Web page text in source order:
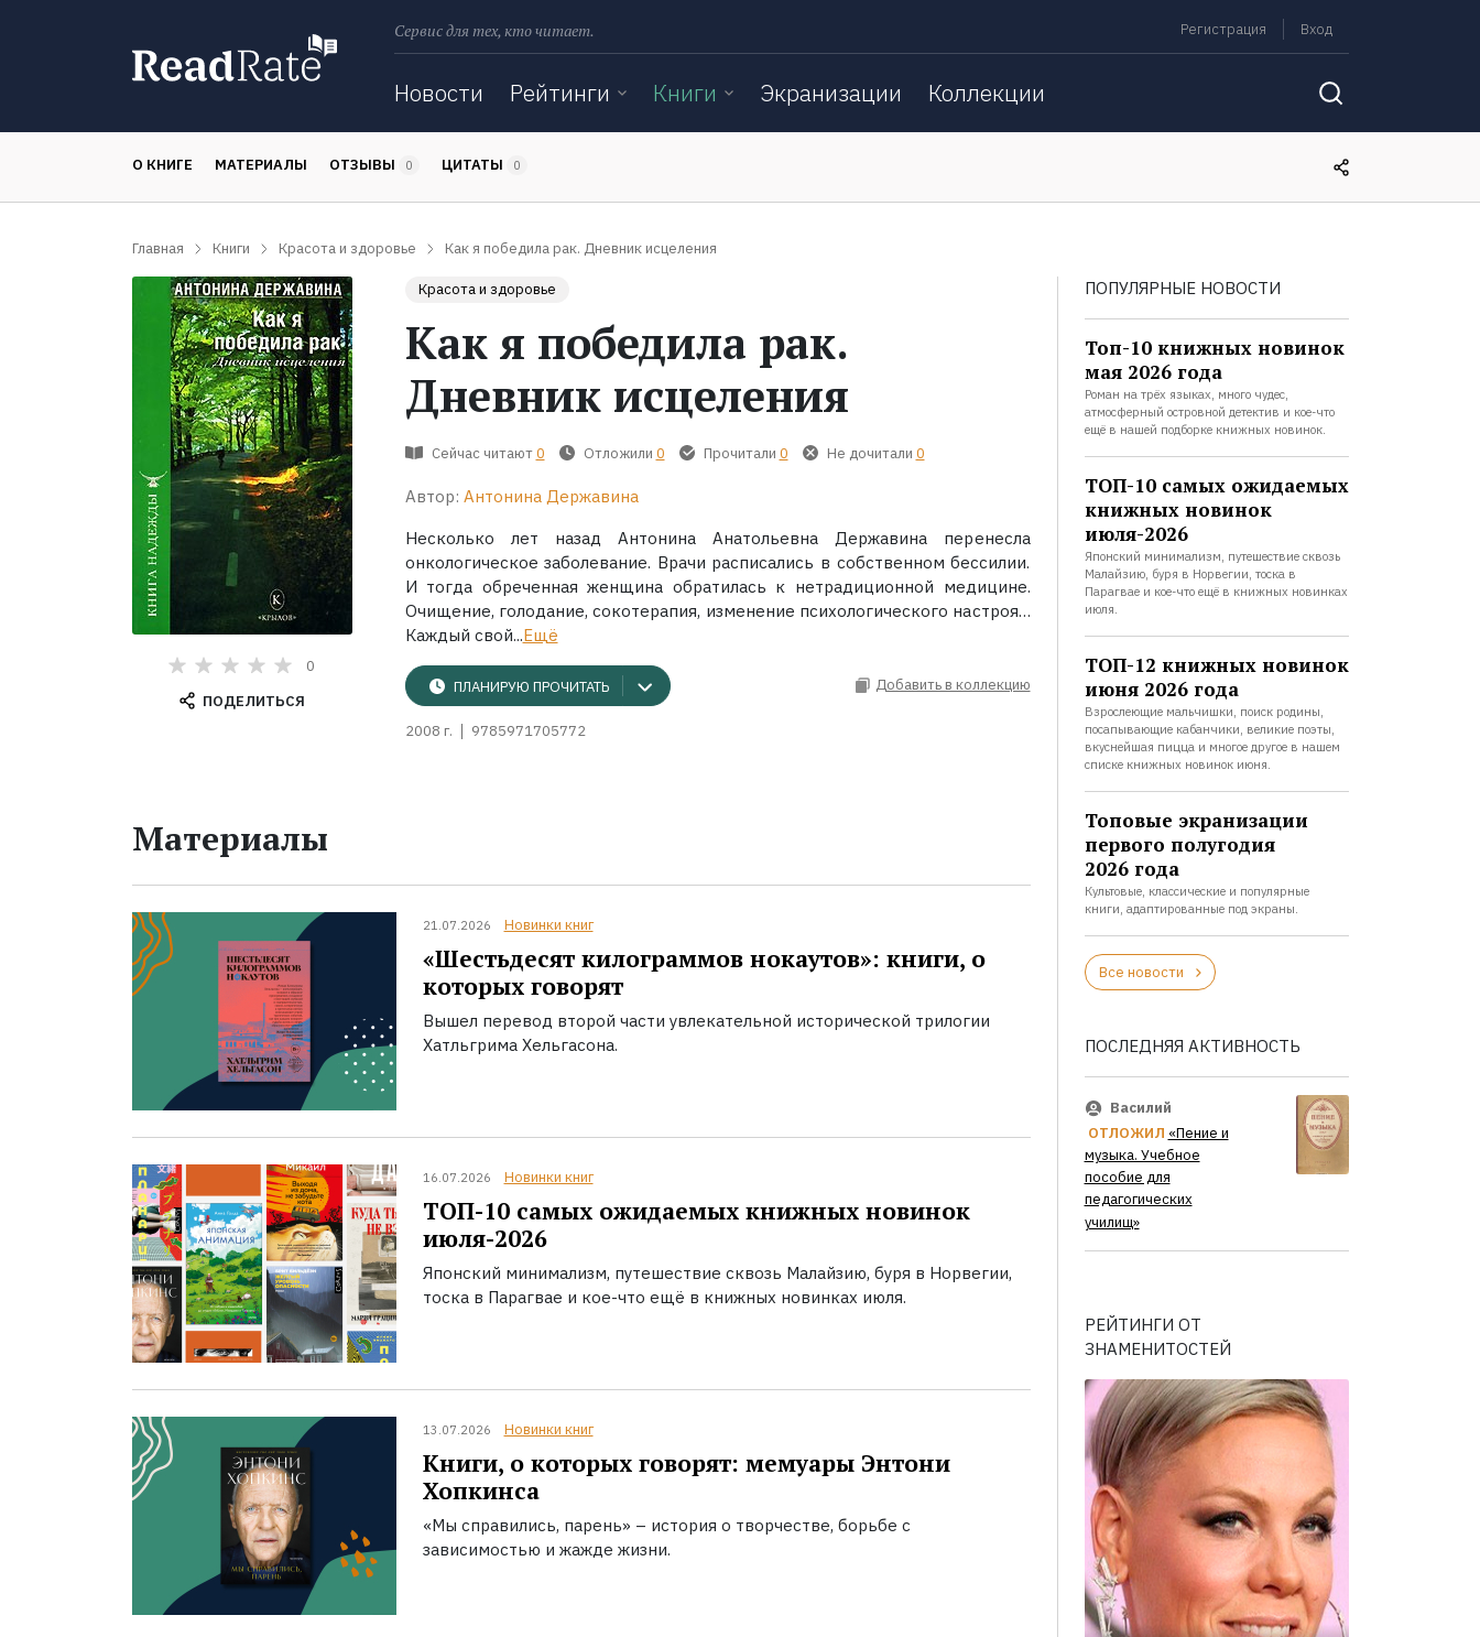
Сервис для тех, кто читает. Регистрация Вход
Новости Рейтинги Книги Экранизации Коллекции
О КНИГЕ МАТЕРИАЛЫ ОТЗЫВЫ 0 ЦИТАТЫ 0
Главная Книги Красота и здоровье Как я победила рак. Дневник исцеления
0
ПОДЕЛИТЬСЯ
Красота и здоровье
Как я победила рак.
Дневник исцеления
Сейчас читают 0 Отложили 0 Прочитали 0 Не дочитали 0
Автор: Антонина Державина
Несколько лет назад Антонина Анатольевна Державина перенесла
онкологическое заболевание. Врачи расписались в собственном бессилии.
И тогда обреченная женщина обратилась к нетрадиционной медицине.
Очищение, голодание, сокотерапия, изменение психологического настроя…
Каждый свой...Ещё
ПЛАНИРУЮ ПРОЧИТАТЬ Добавить в коллекцию
2008 г. 9785971705772
Материалы
21.07.2026 Новинки книг
«Шестьдесят килограммов нокаутов»: книги, о
которых говорят
Вышел перевод второй части увлекательной исторической трилогии
Хатльгрима Хельгасона.
16.07.2026 Новинки книг
ТОП-10 самых ожидаемых книжных новинок
июля-2026
Японский минимализм, путешествие сквозь Малайзию, буря в Норвегии,
тоска в Парагвае и кое-что ещё в книжных новинках июля.
13.07.2026 Новинки книг
Книги, о которых говорят: мемуары Энтони
Хопкинса
«Мы справились, парень» – история о творчестве, борьбе с
зависимостью и жажде жизни.
ПОПУЛЯРНЫЕ НОВОСТИ
Топ-10 книжных новинок
мая 2026 года
Роман на трёх языках, много чудес,
атмосферный островной детектив и кое-что
ещё в нашей подборке книжных новинок.
ТОП-10 самых ожидаемых
книжных новинок
июля-2026
Японский минимализм, путешествие сквозь
Малайзию, буря в Норвегии, тоска в
Парагвае и кое-что ещё в книжных новинках
июля.
ТОП-12 книжных новинок
июня 2026 года
Взрослеющие мальчишки, поиск родины,
посапывающие кабанчики, великие поэты,
вкуснейшая пицца и многое другое в нашем
списке книжных новинок июня.
Топовые экранизации
первого полугодия
2026 года
Культовые, классические и популярные
книги, адаптированные под экраны.
Все новости
ПОСЛЕДНЯЯ АКТИВНОСТЬ
Василий
ОТЛОЖИЛ «Пение и
музыка. Учебное
пособие для
педагогических
училищ»
РЕЙТИНГИ ОТ
ЗНАМЕНИТОСТЕЙ